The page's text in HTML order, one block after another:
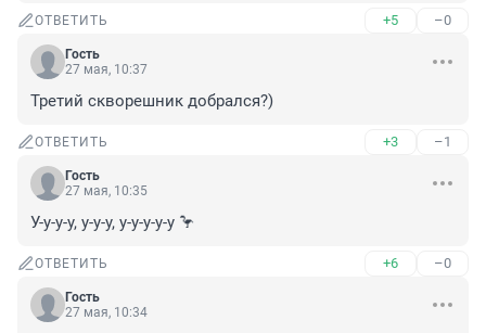
ОТВЕТИТЬ +5 –0
Гость
27 мая, 10:37
Третий скворешник добрался?)
ОТВЕТИТЬ +3 –1
Гость
27 мая, 10:35
У-у-у-у, у-у-у, у-у-у-у-у 🦩
ОТВЕТИТЬ +6 –0
Гость
27 мая, 10:34